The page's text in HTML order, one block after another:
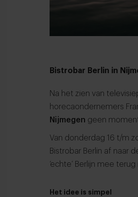
Bistrobar Berlin in
Na het zien van
horecaondernemers
Nijmegen geen
Van donderdag 16 t/m
Bistrobar Berlin af naar
‘echte’ Berlijn mee
Het idee is simpel